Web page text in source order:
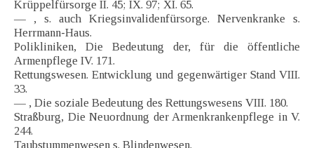
Krüppelfürsorge II. 45; IX. 97; XI. 65.
— , s. auch Kriegsinvalidenfürsorge. Nervenkranke s.
Herrmann-Haus.
Polikliniken, Die Bedeutung der, für die öffentliche
Armenpflege IV. 171.
Rettungswesen. Entwicklung und gegenwärtiger Stand VIII.
33.
— , Die soziale Bedeutung des Rettungswesens VIII. 180.
Straßburg, Die Neuordnung der Armenkrankenpflege in V.
244.
Taubstummenwesen s. Blindenwesen.